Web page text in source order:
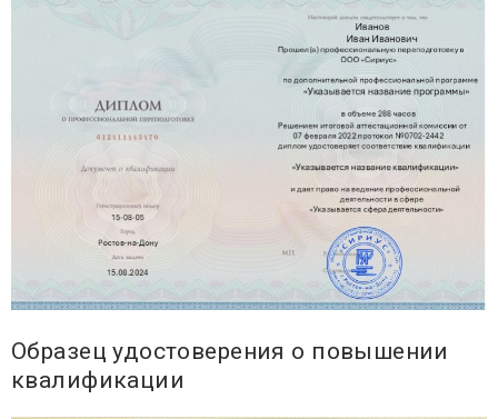
Образец удостоверения о повышении
квалификации